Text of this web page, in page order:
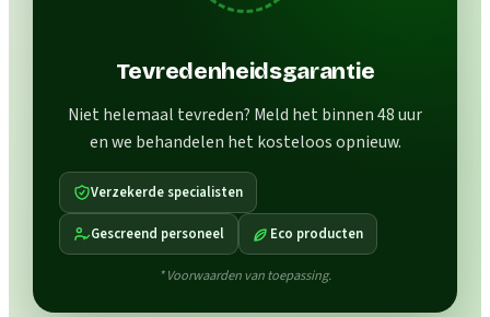
Tevredenheidsgarantie
Niet helemaal tevreden? Meld het binnen 48 uur
en we behandelen het kosteloos opnieuw.
Verzekerde specialisten
Gescreend personeel Eco producten
* Voorwaarden van toepassing.